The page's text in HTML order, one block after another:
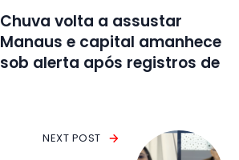
Chuva volta a assustar
Manaus e capital amanhece
sob alerta após registros de
NEXT POST